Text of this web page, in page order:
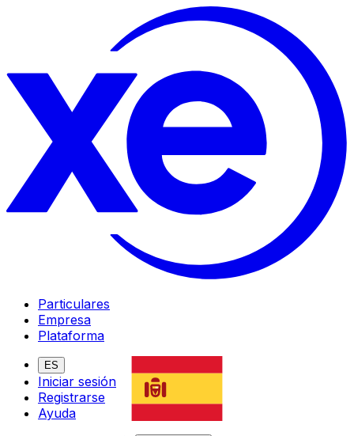
Particulares
Empresa
Plataforma
ES
Iniciar sesión
Registrarse
Ayuda